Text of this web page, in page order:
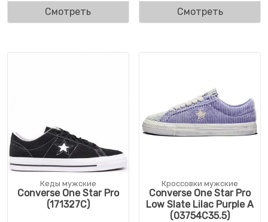
Смотреть Смотреть
Кеды мужские
Converse One Star Pro
(171327C)
Кроссовки мужские
Converse One Star Pro
Low Slate Lilac Purple A
(03754C35.5)